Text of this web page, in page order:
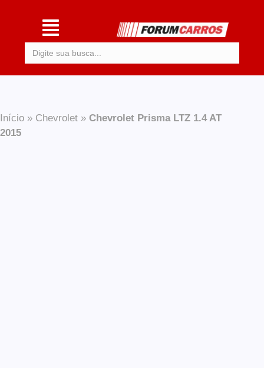
Início » Chevrolet » Chevrolet Prisma LTZ 1.4 AT
2015